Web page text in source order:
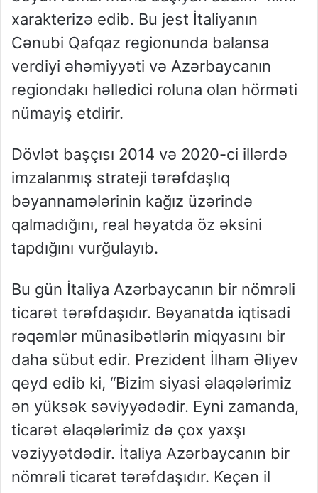
xarakterizə edib. Bu jest İtaliyanın
Cənubi Qafqaz regionunda balansa
verdiyi əhəmiyyəti və Azərbaycanın
regiondakı həlledici roluna olan hörməti
nümayiş etdirir.
Dövlət başçısı 2014 və 2020-ci illərdə
imzalanmış strateji tərəfdaşlıq
bəyannamələrinin kağız üzərində
qalmadığını, real həyatda öz əksini
tapdığını vurğulayıb.
Bu gün İtaliya Azərbaycanın bir nömrəli
ticarət tərəfdaşıdır. Bəyanatda iqtisadi
rəqəmlər münasibətlərin miqyasını bir
daha sübut edir. Prezident İlham Əliyev
qeyd edib ki, “Bizim siyasi əlaqələrimiz
ən yüksək səviyyədədir. Eyni zamanda,
ticarət əlaqələrimiz də çox yaxşı
vəziyyətdədir. İtaliya Azərbaycanın bir
nömrəli ticarət tərəfdaşıdır. Keçən il